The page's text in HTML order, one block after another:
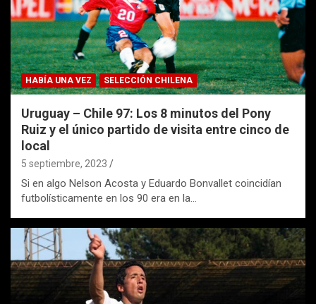
HABÍA UNA VEZ SELECCIÓN CHILENA
Uruguay – Chile 97: Los 8 minutos del Pony
Ruiz y el único partido de visita entre cinco de
local
5 septiembre, 2023
Si en algo Nelson Acosta y Eduardo Bonvallet coincidían
futbolísticamente en los 90 era en la…